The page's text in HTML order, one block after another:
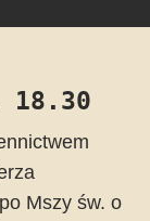
18.30
Mszy św. o